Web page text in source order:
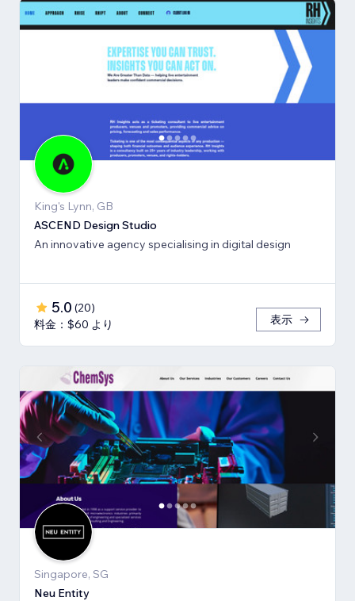
King's Lynn, GB
ASCEND Design Studio
An innovative agency specialising in digital design
5.0 (20)
料金：$60 より
表示
Singapore, SG
Neu Entity